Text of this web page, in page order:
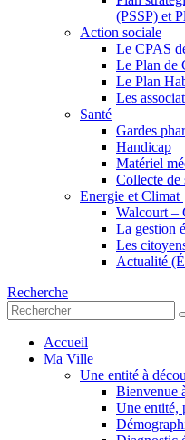
(PSSP) et
Action sociale
Le CPAS
Le Plan de
Le Plan
Les
Santé
Gardes
Handicap
Matériel
Collecte de
Energie et Climat
Walcourt –
La gestion
Les
Actualité
Recherche
Accueil
Ma Ville
Une entité à
Bienvenue
Une entité,